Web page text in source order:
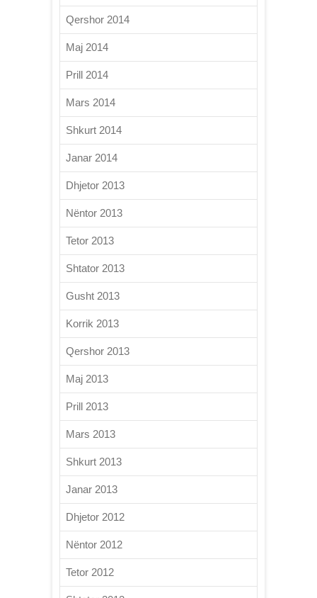
Qershor 2014
Maj 2014
Prill 2014
Mars 2014
Shkurt 2014
Janar 2014
Dhjetor 2013
Nëntor 2013
Tetor 2013
Shtator 2013
Gusht 2013
Korrik 2013
Qershor 2013
Maj 2013
Prill 2013
Mars 2013
Shkurt 2013
Janar 2013
Dhjetor 2012
Nëntor 2012
Tetor 2012